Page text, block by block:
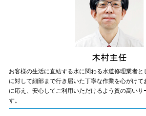
お客様の生活に直結する水に関わる水道修理業者
に対して細部まで行き届いた丁寧な作業を心がけ
に応え、安心してご利用いただけるよう質の高いサ
す。